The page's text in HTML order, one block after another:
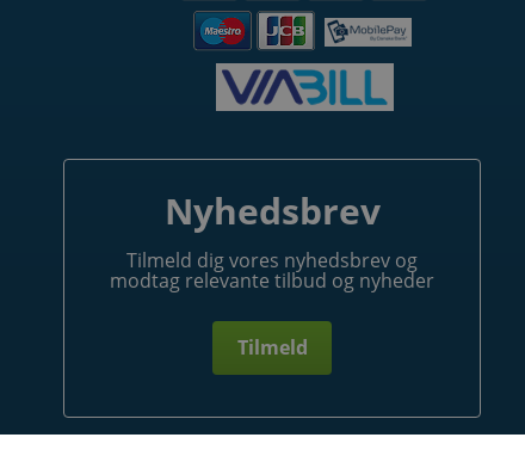
Nyhedsbrev
Tilmeld dig vores nyhedsbrev og
modtag relevante tilbud og nyheder
Tilmeld